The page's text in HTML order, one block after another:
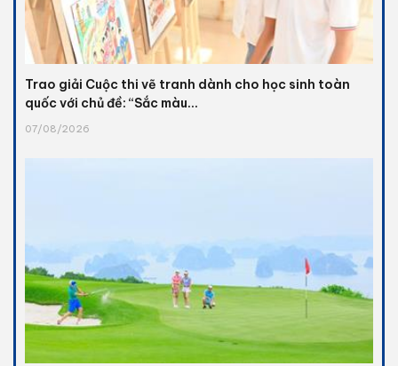
Trao giải Cuộc thi vẽ tranh dành cho học sinh toàn
quốc với chủ đề: “Sắc màu...
07/08/2026